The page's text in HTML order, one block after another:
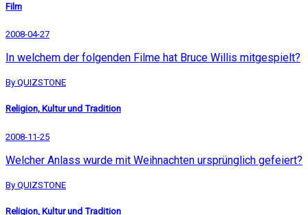
Film
2008-04-27
In welchem der folgenden Filme hat Bruce Willis mitgespielt?
By QUIZSTONE
Religion, Kultur und Tradition
2008-11-25
Welcher Anlass wurde mit Weihnachten ursprünglich gefeiert?
By QUIZSTONE
Religion, Kultur und Tradition